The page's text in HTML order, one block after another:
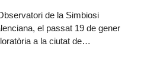
de la Simbiosi
el passat 19 de gener
a la ciutat de…